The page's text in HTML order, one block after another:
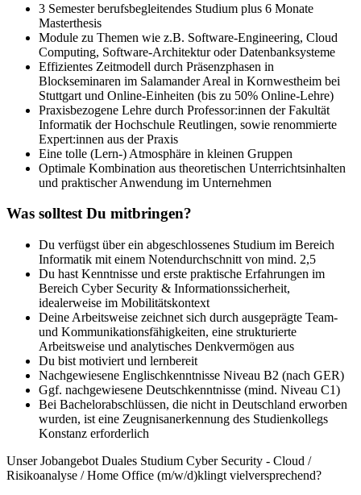
3 Semester berufsbegleitendes Studium plus 6 Monate
Masterthesis
Module zu Themen wie z.B. Software-Engineering, Cloud
Computing, Software-Architektur oder Datenbanksysteme
Effizientes Zeitmodell durch Präsenzphasen in
Blockseminaren im Salamander Areal in Kornwestheim bei
Stuttgart und Online-Einheiten (bis zu 50% Online-Lehre)
Praxisbezogene Lehre durch Professor:innen der Fakultät
Informatik der Hochschule Reutlingen, sowie renommierte
Expert:innen aus der Praxis
Eine tolle (Lern-) Atmosphäre in kleinen Gruppen
Optimale Kombination aus theoretischen Unterrichtsinhalten
und praktischer Anwendung im Unternehmen
Was solltest Du mitbringen?
Du verfügst über ein abgeschlossenes Studium im Bereich
Informatik mit einem Notendurchschnitt von mind. 2,5
Du hast Kenntnisse und erste praktische Erfahrungen im
Bereich Cyber Security & Informationssicherheit,
idealerweise im Mobilitätskontext
Deine Arbeitsweise zeichnet sich durch ausgeprägte Team-
und Kommunikationsfähigkeiten, eine strukturierte
Arbeitsweise und analytisches Denkvermögen aus
Du bist motiviert und lernbereit
Nachgewiesene Englischkenntnisse Niveau B2 (nach GER)
Ggf. nachgewiesene Deutschkenntnisse (mind. Niveau C1)
Bei Bachelorabschlüssen, die nicht in Deutschland erworben
wurden, ist eine Zeugnisanerkennung des Studienkollegs
Konstanz erforderlich
Unser Jobangebot Duales Studium Cyber Security - Cloud /
Risikoanalyse / Home Office (m/w/d)klingt vielversprechend?